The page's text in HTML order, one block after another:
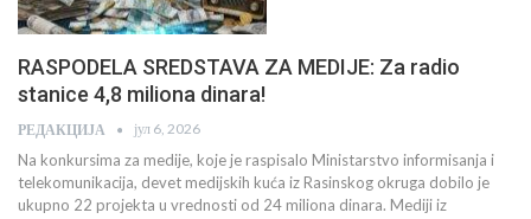
RASPODELA SREDSTAVA ZA MEDIJE: Za radio
stanice 4,8 miliona dinara!
РЕДАКЦИЈА јул 6, 2026
Na konkursima za medije, koje je raspisalo Ministarstvo informisanja i
telekomunikacija, devet medijskih kuća iz Rasinskog okruga dobilo je
ukupno 22 projekta u vrednosti od 24 miliona dinara. Mediji iz